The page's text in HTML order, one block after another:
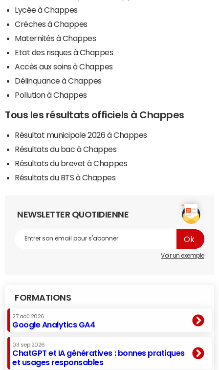
Lycée à Chappes
Crèches à Chappes
Maternités à Chappes
Etat des risques à Chappes
Accès aux soins à Chappes
Délinquance à Chappes
Pollution à Chappes
Tous les résultats officiels à Chappes
Résultat municipale 2026 à Chappes
Résultats du bac à Chappes
Résultats du brevet à Chappes
Résultats du BTS à Chappes
NEWSLETTER QUOTIDIENNE
Voir un exemple
FORMATIONS
27 aoû 2026
Google Analytics GA4
03 sep 2026
ChatGPT et IA génératives : bonnes pratiques
et usages responsables